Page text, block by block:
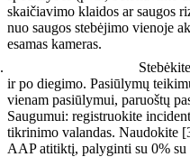
skaičiavimo klaidos ar saugos
nuo saugos stebėjimo vienoje
esamas kameras.
ir po diegimo. Pasiūlymų
vienam pasiūlymui, paruoštų
Saugumui: registruokite
tikrinimo valandas. Naudokite
AAP atitiktį, palyginti su 0%